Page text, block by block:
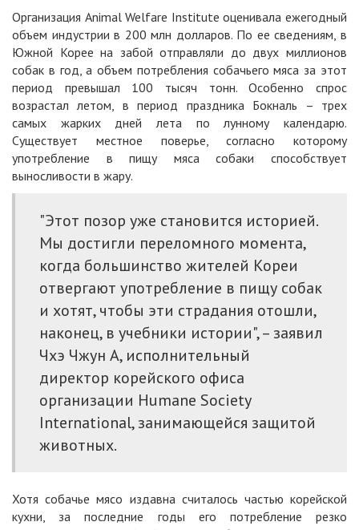
Организация Animal Welfare Institute оценивала ежегодный
объем индустрии в 200 млн долларов. По ее сведениям, в
Южной Корее на забой отправляли до двух миллионов
собак в год, а объем потребления собачьего мяса за этот
период превышал 100 тысяч тонн. Особенно спрос
возрастал летом, в период праздника Бокналь – трех
самых жарких дней лета по лунному календарю.
Существует местное поверье, согласно которому
употребление в пищу мяса собаки способствует
выносливости в жару.
"Этот позор уже становится историей.
Мы достигли переломного момента,
когда большинство жителей Кореи
отвергают употребление в пищу собак
и хотят, чтобы эти страдания отошли,
наконец, в учебники истории", – заявил
Чхэ Чжун А, исполнительный
директор корейского офиса
организации Humane Society
International, занимающейся защитой
животных.
Хотя собачье мясо издавна считалось частью корейской
кухни, за последние годы его потребление резко